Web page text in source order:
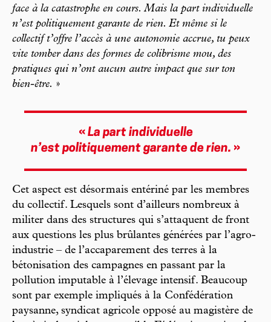
face à la catastrophe en cours. Mais la part individuelle
n’est politiquement garante de rien. Et même si le
collectif t’offre l’accès à une autonomie accrue, tu peux
vite tomber dans des formes de colibrisme mou, des
pratiques qui n’ont aucun autre impact que sur ton
bien-être. »
« La part individuelle
n’est politiquement garante de rien. »
Cet aspect est désormais entériné par les membres
du collectif. Lesquels sont d’ailleurs nombreux à
militer dans des structures qui s’attaquent de front
aux questions les plus brûlantes générées par l’agro-
industrie – de l’accaparement des terres à la
bétonisation des campagnes en passant par la
pollution imputable à l’élevage intensif. Beaucoup
sont par exemple impliqués à la Confédération
paysanne, syndicat agricole opposé au magistère de